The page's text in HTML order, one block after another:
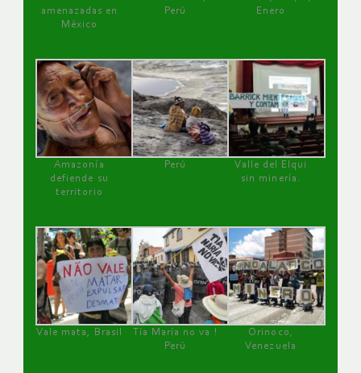
amenazadas en
México
Perú
Enero
Amazonía
defiende su
territorio
Perú
Valle del Elqui
sin minería.
Vale mata, Brasil
Tía María no va !
Perú
Orinoco,
Venezuela